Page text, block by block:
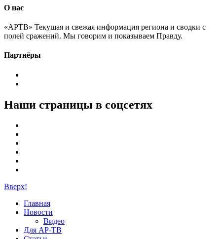
О нас
«АРТВ» Текущая и свежая информация региона и сводки с
полей сражений. Мы говорим и показываем Правду.
Партнёры
Наши страницы в соцсетях
Вверх!
Главная
Новости
Видео
Для АР-ТВ